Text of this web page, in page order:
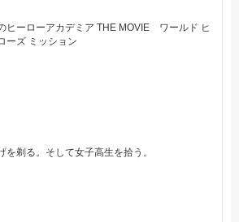
ヒーローアカデミア THE MOVIE ワールド ヒ
ーズ ミッション
を剃る。そして女子高生を拾う。